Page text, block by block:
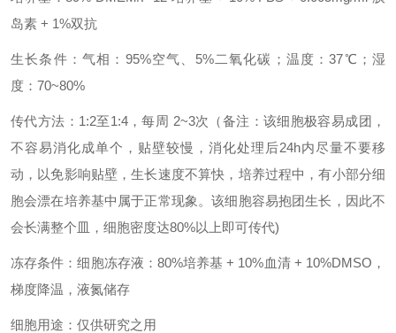
岛素 + 1%双抗
生长条件：气相：95%空气、5%二氧化碳；温度：37℃；湿
度：70~80%
传代方法：1:2至1:4，每周 2~3次（备注：该细胞极容易成团，
不容易消化成单个，贴壁较慢，消化处理后24h内尽量不要移
动，以免影响贴壁，生长速度不算快，培养过程中，有小部分细
胞会漂在培养基中属于正常现象。该细胞容易抱团生长，因此不
会长满整个皿，细胞密度达80%以上即可传代)
冻存条件：细胞冻存液：80%培养基 + 10%血清 + 10%DMSO，
梯度降温，液氮储存
细胞用途：仅供研究之用